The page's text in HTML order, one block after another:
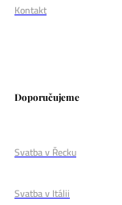
Kontakt
Doporučujeme
Svatba v Řecku
Svatba v Itálii